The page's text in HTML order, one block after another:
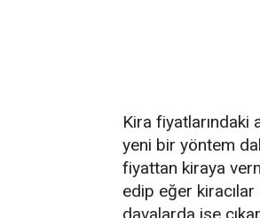
Kira fiyatlarındaki
yeni bir yöntem
fiyattan kiraya
edip eğer
davalarda ise